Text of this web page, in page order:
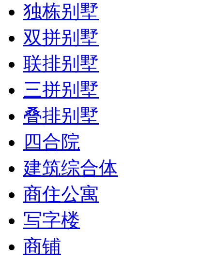
独栋别墅
双拼别墅
联排别墅
三拼别墅
叠排别墅
四合院
建筑综合体
商住公寓
写字楼
商铺